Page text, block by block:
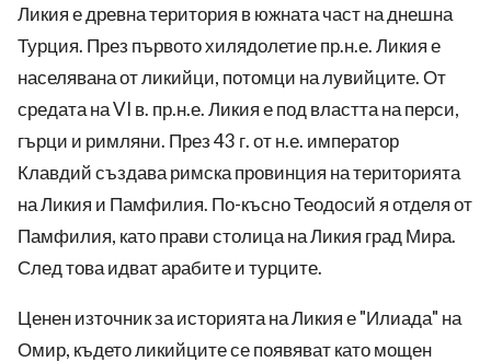
Ликия е древна територия в южната част на днешна
Турция. През първото хилядолетие пр.н.е. Ликия е
населявана от ликийци, потомци на лувийците. От
средата на VI в. пр.н.е. Ликия е под властта на перси,
гърци и римляни. През 43 г. от н.е. император
Клавдий създава римска провинция на територията
на Ликия и Памфилия. По-късно Теодосий я отделя от
Памфилия, като прави столица на Ликия град Мира.
След това идват арабите и турците.
Ценен източник за историята на Ликия е "Илиада" на
Омир, където ликийците се появяват като мощен